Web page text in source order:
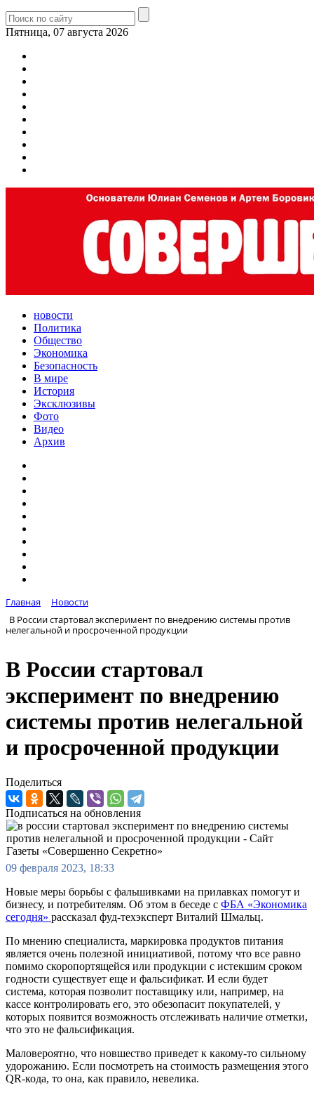
Пятница, 07 августа 2026
новости
Политика
Общество
Экономика
Безопасность
В мире
История
Эксклюзивы
Фото
Видео
Архив
Главная
Новости
В России стартовал эксперимент по внедрению системы против
нелегальной и просроченной продукции
В России стартовал
эксперимент по внедрению
системы против нелегальной
и просроченной продукции
Поделиться
Подписаться на обновления
09 февраля 2023, 18:33
Новые меры борьбы с фальшивками на прилавках помогут и
бизнесу, и потребителям. Об этом в беседе с ФБА «Экономика
сегодня» рассказал фуд-техэксперт Виталий Шмальц.
По мнению специалиста, маркировка продуктов питания
является очень полезной инициативой, потому что все равно
помимо скоропортящейся или продукции с истекшим сроком
годности существует еще и фальсификат. И если будет
система, которая позволит поставщику или, например, на
кассе контролировать его, это обезопасит покупателей, у
которых появится возможность отслеживать наличие отметки,
что это не фальсификация.
Маловероятно, что новшество приведет к какому-то сильному
удорожанию. Если посмотреть на стоимость размещения этого
QR-кода, то она, как правило, невелика.